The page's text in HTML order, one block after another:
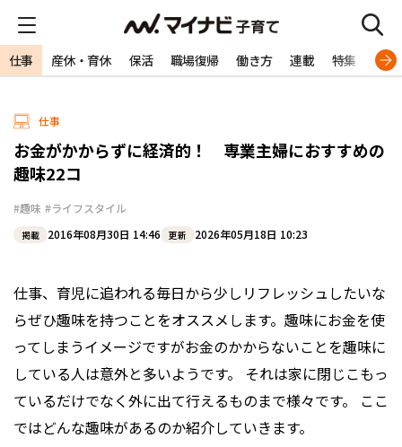
仕事 産休・育休 保活 職場復帰 働き方 連載 特集 専門
仕事
お金がかからずに経済的！ 専業主婦におすすめの
趣味22コ
#趣味 #ライフスタイル
掲載 2016年08月30日 14:46 更新 2026年05月18日 10:23
仕事、育児に追われる毎日から少しリフレッシュしたいな
らぜひ趣味を持つことをオススメします。趣味にお金を使
ってしまうイメージですがお金のかからないことを趣味に
している人は意外と多いようです。 それは家に閉じこもっ
ているだけでなく外に出て行えるものまで様々です。 ここ
ではどんな趣味があるのか紹介していきます。